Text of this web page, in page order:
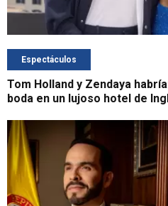
Espectáculos
Tom Holland y Zendaya
boda en un lujoso hotel de